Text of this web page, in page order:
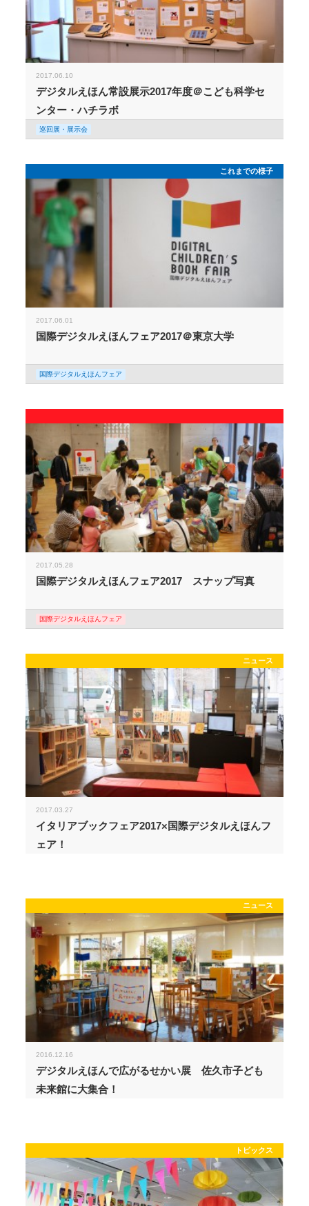
2017.06.10
デジタルえほん常設展示2017年度＠こども科学セ
ンター・ハチラボ
巡回展・展示会
これまでの様子
2017.06.01
国際デジタルえほんフェア2017＠東京大学
国際デジタルえほんフェア
2017.05.28
国際デジタルえほんフェア2017 スナップ写真
国際デジタルえほんフェア
ニュース
2017.03.27
イタリアブックフェア2017×国際デジタルえほんフ
ェア！
ニュース
2016.12.16
デジタルえほんで広がるせかい展 佐久市子ども
未来館に大集合！
トピックス